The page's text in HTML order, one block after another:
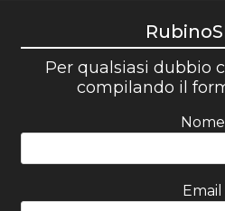
Per qualsiasi dubbio
compilando il
Nome
Email